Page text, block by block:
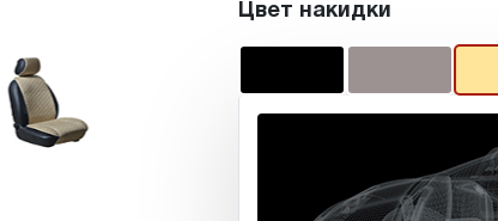
Цвет накидки